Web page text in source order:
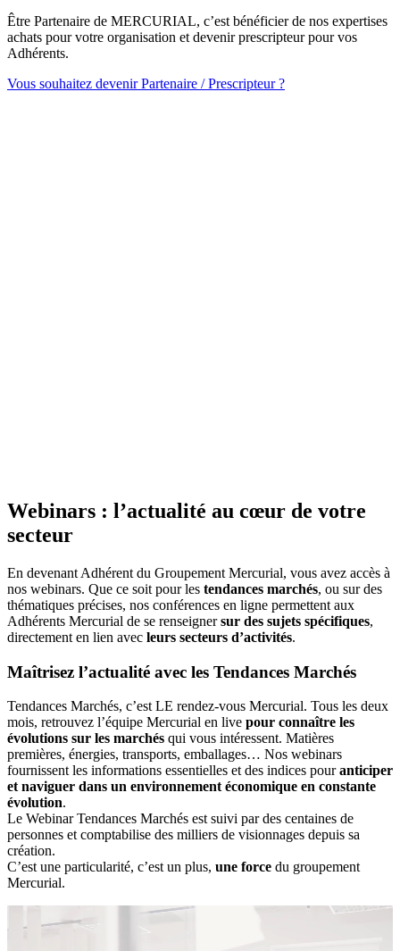
Être Partenaire de MERCURIAL, c’est bénéficier de nos expertises
achats pour votre organisation et devenir prescripteur pour vos
Adhérents.
Vous souhaitez devenir Partenaire / Prescripteur ?
Webinars : l’actualité au cœur de votre
secteur
En devenant Adhérent du Groupement Mercurial, vous avez accès à
nos webinars. Que ce soit pour les tendances marchés, ou sur des
thématiques précises, nos conférences en ligne permettent aux
Adhérents Mercurial de se renseignersur des sujets spécifiques,
directement en lien avec leurs secteurs d’activités.
Maîtrisez l’actualité avec les Tendances Marchés
Tendances Marchés, c’est LE rendez-vous Mercurial. Tous les deux
mois, retrouvez l’équipe Mercurial en live pour connaître les
évolutions sur les marchés qui vous intéressent. Matières
premières, énergies, transports, emballages… Nos webinars
fournissent les informations essentielles et des indices pouranticiper
et naviguer dans un environnement économique en constante
évolution.
Le Webinar Tendances Marchés est suivi par des centaines de
personnes et comptabilise des milliers de visionnages depuis sa
création.
C’est une particularité, c’est un plus, une force du groupement
Mercurial.